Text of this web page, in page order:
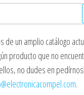
de un amplio catálogo
producto que no
no dudes en
.